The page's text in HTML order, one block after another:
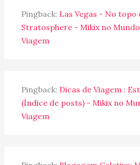
Pingback: Las Vegas - No topo
Stratosphere - Mikix no Mundo
Viagem
Pingback: Dicas de Viagem :
(Índice de posts) - Mikix no
Viagem